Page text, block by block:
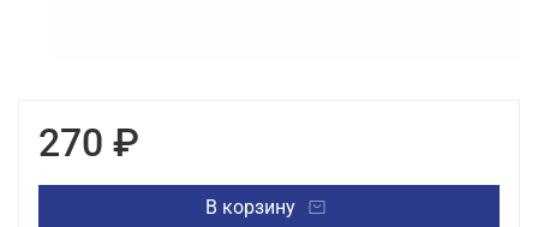
270 ₽
В корзину